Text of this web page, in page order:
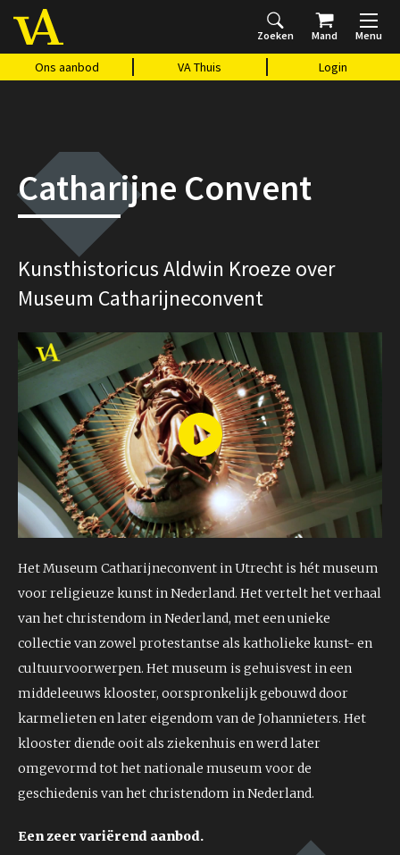
Zoeken Mand Menu
Ons aanbod VA Thuis Login
Home
Ons aanbod
Agenda
VAthuis
Over ons
Vragen?
Cadeaubon
Catharijne Convent
Kunsthistoricus Aldwin Kroeze over
Museum Catharijneconvent
Play
Video
Het Museum Catharijneconvent in Utrecht is hét museum
voor religieuze kunst in Nederland. Het vertelt het verhaal
van het christendom in Nederland, met een unieke
collectie van zowel protestantse als katholieke kunst- en
cultuurvoorwerpen. Het museum is gehuisvest in een
middeleeuws klooster, oorspronkelijk gebouwd door
karmelieten en later eigendom van de Johannieters. Het
klooster diende ooit als ziekenhuis en werd later
omgevormd tot het nationale museum voor de
geschiedenis van het christendom in Nederland.
Een zeer variërend aanbod.